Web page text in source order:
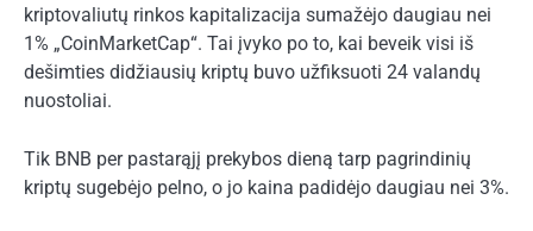
kriptovaliutų rinkos kapitalizacija sumažėjo daugiau nei
1% „CoinMarketCap“. Tai įvyko po to, kai beveik visi iš
dešimties didžiausių kriptų buvo užfiksuoti 24 valandų
nuostoliai.
Tik BNB per pastarąjį prekybos dieną tarp pagrindinių
kriptų sugebėjo pelno, o jo kaina padidėjo daugiau nei 3%.